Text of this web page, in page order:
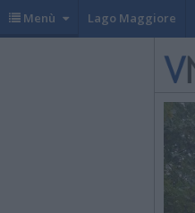
Menù Lago Maggiore